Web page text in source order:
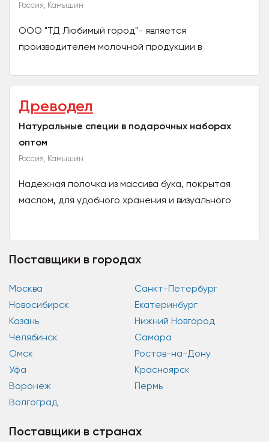
Россия, Камышин
ООО "ТД Любимый город"- является
производителем молочной продукции в
преимущества: У нас имеется многолетний...
Древодел
Натуральные специи в подарочных наборах
оптом
Россия, Камышин
Надежная полочка из массива бука, покрытая
маслом, для удобного хранения и визуального
Поставщики в городах
Москва
Санкт-Петербург
Новосибирск
Екатеринбург
Казань
Нижний Новгород
Челябинск
Самара
Омск
Ростов-на-Дону
Уфа
Красноярск
Воронеж
Пермь
Волгоград
Поставщики в странах